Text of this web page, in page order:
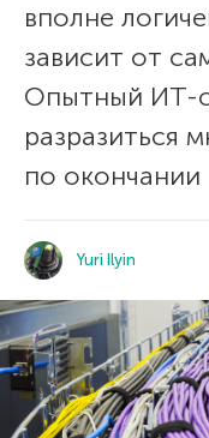
вполне
зависит от
Опытный ИТ-
разразиться
по окончании
Yuri Ilyin